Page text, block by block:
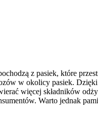
z pasiek, które
w okolicy pasiek.
więcej składników
Warto jednak